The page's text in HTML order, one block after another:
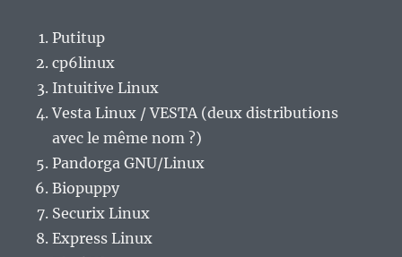
Putitup
cp6linux
Intuitive Linux
Vesta Linux / VESTA (deux distributions
avec le même nom ?)
Pandorga GNU/Linux
Biopuppy
Securix Linux
Express Linux